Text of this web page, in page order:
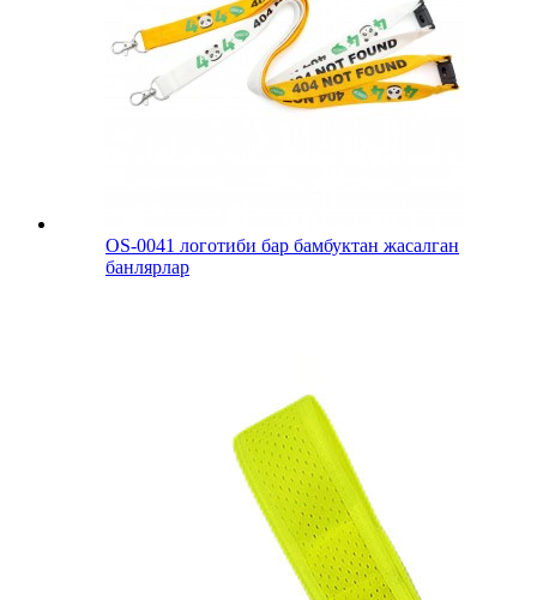
OS-0041 логотиби бар бамбуктан жасалган
банлярлар